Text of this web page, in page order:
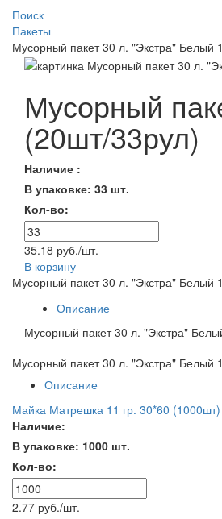
Поиск
Пакеты
Мусорный пакет 30 л. "Экстра"
Мусорный
(20шт/33рул)
Наличие :
В упаковке: 33 шт.
Кол-во:
35.18 руб./шт.
В корзину
Мусорный пакет 30 л. "Экстра"
Описание
Мусорный пакет 30 л. "Экстра"
Мусорный пакет 30 л. "Экстра"
Описание
Майка Матрешка 11 гр. 30*60 (1000шт)
Наличие:
В упаковке: 1000 шт.
Кол-во:
2.77 руб./шт.